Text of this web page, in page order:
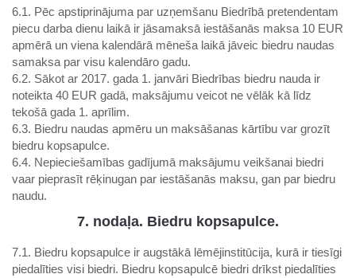
6.1. Pēc apstiprinājuma par uzņemšanu Biedrībā pretendentam
piecu darba dienu laikā ir jāsamaksā iestāšanās maksa 10 EUR
apmērā un viena kalendārā mēneša laikā jāveic biedru naudas
samaksa par visu kalendāro gadu.
6.2. Sākot ar 2017. gada 1. janvāri Biedrības biedru nauda ir
noteikta 40 EUR gadā, maksājumu veicot ne vēlāk kā līdz
tekošā gada 1. aprīlim.
6.3. Biedru naudas apmēru un maksāšanas kārtību var grozīt
biedru kopsapulce.
6.4. Nepieciešamības gadījumā maksājumu veikšanai biedri
vaar pieprasīt rēķinugan par iestāšanās maksu, gan par biedru
naudu.
7. nodaļa. Biedru kopsapulce.
7.1. Biedru kopsapulce ir augstākā lēmējinstitūcija, kurā ir tiesīgi
piedalīties visi biedri. Biedru kopsapulcē biedri drīkst piedalīties